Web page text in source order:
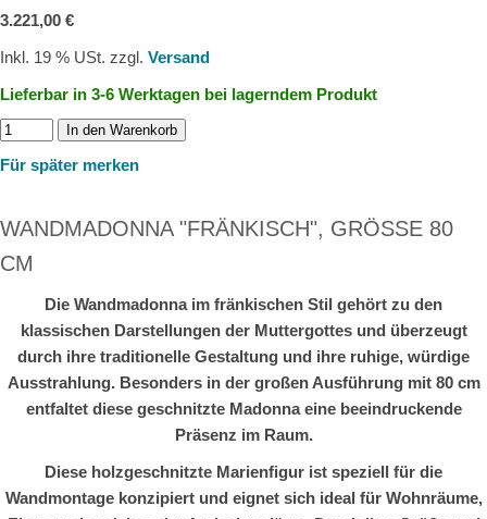
3.221,00 €
Inkl. 19 % USt. zzgl. Versand
Lieferbar in 3-6 Werktagen bei lagerndem Produkt
In den Warenkorb
Für später merken
WANDMADONNA "FRÄNKISCH", GRÖSSE 80 C
M
Die Wandmadonna im fränkischen Stil gehört zu den
klassischen Darstellungen der Muttergottes und überzeugt
durch ihre traditionelle Gestaltung und ihre ruhige, würdige
Ausstrahlung. Besonders in der großen Ausführung mit 80 cm
entfaltet diese geschnitzte Madonna eine beeindruckende
Präsenz im Raum.
Diese holzgeschnitzte Marienfigur ist speziell für die
Wandmontage konzipiert und eignet sich ideal für Wohnräume,